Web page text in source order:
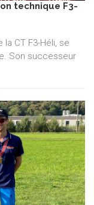
technique F3-
CT F3-Héli, se
Son successeur